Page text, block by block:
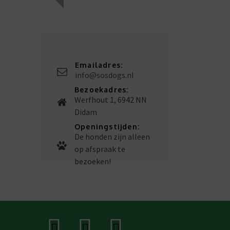
Emailadres:
info@sosdogs.nl
Bezoekadres:
Werfhout 1, 6942 NN
Didam
Openingstijden:
De honden zijn alleen
op afspraak te
bezoeken!